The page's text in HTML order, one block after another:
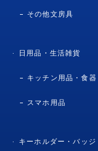
その他文房具
日用品・生活雑貨
キッチン用品・食器
スマホ用品
キーホルダー・バッジ